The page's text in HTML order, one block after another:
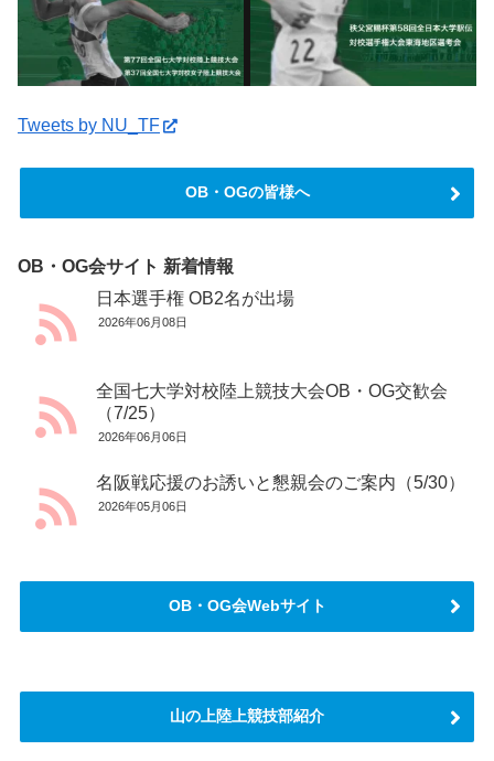
Tweets by NU_TF
OB・OGの皆様へ
OB・OG会サイト 新着情報
日本選手権 OB2名が出場
2026年06月08日
全国七大学対校陸上競技大会OB・OG交歓会
（7/25）
2026年06月06日
名阪戦応援のお誘いと懇親会のご案内（5/30）
2026年05月06日
OB・OG会Webサイト
山の上陸上競技部紹介